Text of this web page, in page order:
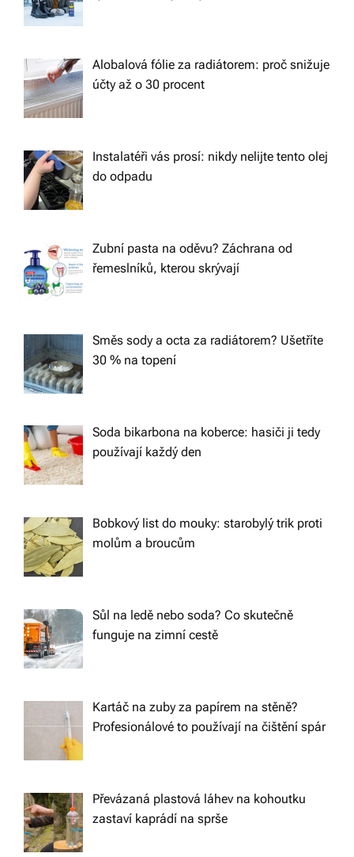
Alobalová fólie za radiátorem: proč snižuje
účty až o 30 procent
Instalatéři vás prosí: nikdy nelijte tento olej
do odpadu
Zubní pasta na oděvu? Záchrana od
řemeslníků, kterou skrývají
Směs sody a octa za radiátorem? Ušetříte
30 % na topení
Soda bikarbona na koberce: hasiči ji tedy
používají každý den
Bobkový list do mouky: starobylý trik proti
molům a broucům
Sůl na ledě nebo soda? Co skutečně
funguje na zimní cestě
Kartáč na zuby za papírem na stěně?
Profesionálové to používají na čištění spár
Převázaná plastová láhev na kohoutku
zastaví kaprádí na sprše